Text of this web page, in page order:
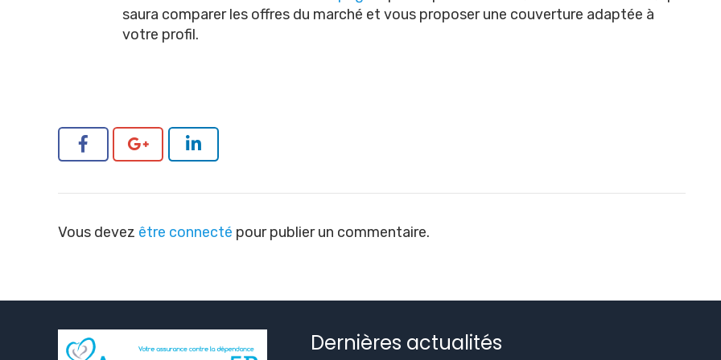
saura comparer les offres du marché et vous proposer une couverture adaptée à
votre profil.
Vous devez être connecté pour publier un commentaire.
Dernières actualités